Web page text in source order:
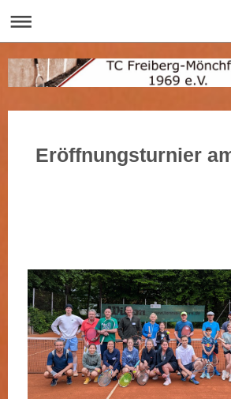
Eröffnungsturnier